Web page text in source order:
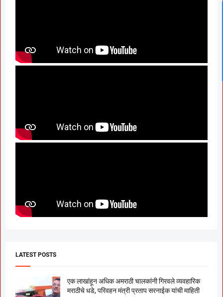
LATEST POSTS
एक लाखांहून अधिक अमराठी चालकांनी गिरवले व्यवहारिक
मराठीचे धडे, परिवहन मंत्री प्रताप सरनाईक यांची माहिती